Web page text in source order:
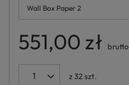
Wall Box Paper 2
551,00 zł brutto
z32szt.